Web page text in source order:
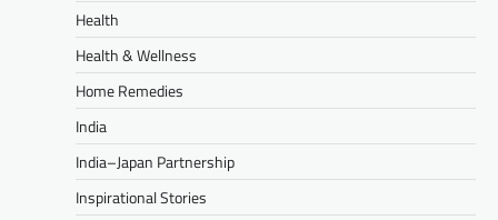
Health
Health & Wellness
Home Remedies
India
India–Japan Partnership
Inspirational Stories